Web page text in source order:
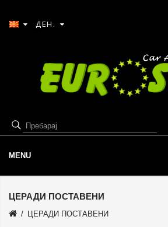
ДЕН.
MENU
ЦЕРАДИ ПОСТАВЕНИ
ЦЕРАДИ ПОСТАВЕНИ